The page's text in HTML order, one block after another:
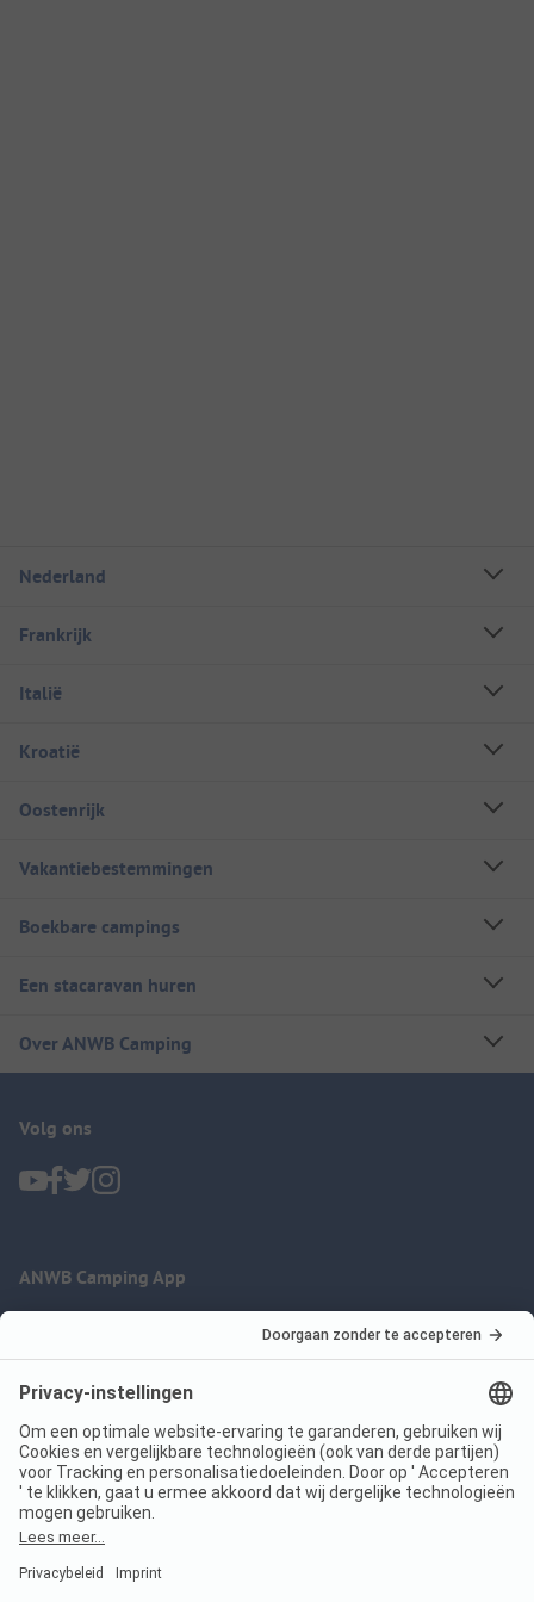
Nederland
Frankrijk
Italië
Kroatië
Oostenrijk
Vakantiebestemmingen
Boekbare campings
Een stacaravan huren
Over ANWB Camping
Volg ons
ANWB Camping App
Imprint
Jouw privacy
Voorwaarden
Wet digitale diensten